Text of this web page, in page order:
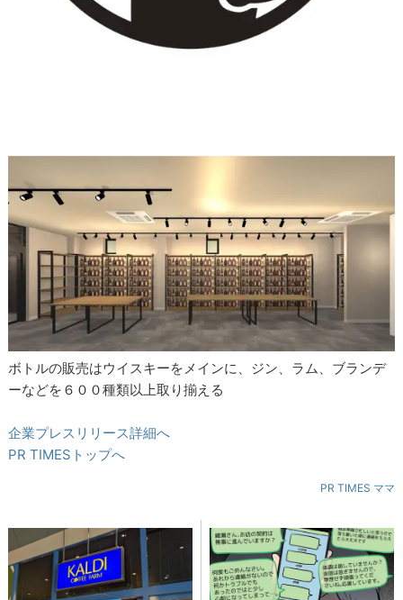
ボトルの販売はウイスキーをメインに、ジン、ラム、ブランデ
ーなどを６００種類以上取り揃える
企業プレスリリース詳細へ
PR TIMESトップへ
PR TIMES ママ